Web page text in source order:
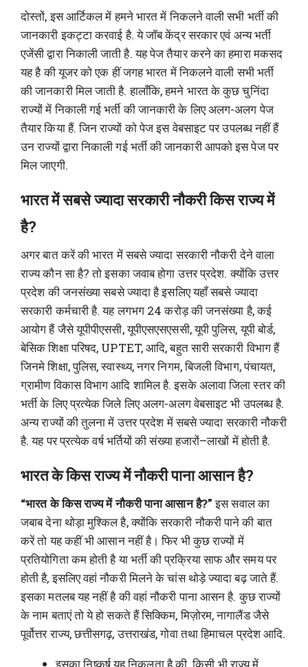
दोस्तों, इस आर्टिकल में हमने भारत में निकलने वाली सभी भर्ती की
जानकारी इकट्टा करवाई है. ये जॉब केंद्र सरकार एवं अन्य भर्ती
एजेंसी द्वारा निकाली जाती है. यह पेज तैयार करने का हमारा मकसद
यह है की यूजर को एक हीं जगह भारत में निकलने वाली सभी भर्ती
की जानकारी मिल जाती है. हालाँकि, हमने भारत के कुछ चुनिंदा
राज्यों में निकाली गई भर्ती की जानकारी के लिए अलग-अलग पेज
तैयार किया हैं. जिन राज्यों को पेज इस वेबसाइट पर उपलब्ध नहीं हैं
उन राज्यों द्वारा निकाली गई भर्ती की जानकारी आपको इस पेज पर
मिल जाएगी.
भारत में सबसे ज्यादा सरकारी नौकरी किस राज्य में
है?
अगर बात करें की भारत में सबसे ज्यादा सरकारी नौकरी देने वाला
राज्य कौन सा है? तो इसका जवाब होगा उत्तर प्रदेश. क्योंकि उत्तर
प्रदेश की जनसंख्या सबसे ज्यादा है इसलिए यहाँ सबसे ज्यादा
सरकारी कर्मचारी है. यह लगभग 24 करोड़ की जनसंख्या है, कई
आयोग हैं जैसे यूपीपीएससी, यूपीएसएसएससी, यूपी पुलिस, यूपी बोर्ड,
बेसिक शिक्षा परिषद, UPTET, आदि, बहुत सारी सरकारी विभाग हैं
जिनमे शिक्षा, पुलिस, स्वास्थ्य, नगर निगम, बिजली विभाग, पंचायत,
ग्रामीण विकास विभाग आदि शामिल है. इसके अलावा जिला स्तर की
भर्ती के लिए प्रत्येक जिले लिए अलग-अलग वेबसाइट भी उपलब्ध है.
अन्य राज्यों की तुलना में उत्तर प्रदेश में सबसे ज्यादा सरकारी नौकरी
है. यह पर प्रत्येक वर्ष भर्तियों की संख्या हजारों–लाखों में होती है.
भारत के किस राज्य में नौकरी पाना आसान है?
“भारत के किस राज्य में नौकरी पाना आसान है?”इस सवाल का
जबाब देना थोड़ा मुश्किल है, क्योंकि सरकारी नौकरी पाने की बात
करें तो यह कहीं भी आसान नहीं है। फिर भी कुछ राज्यों में
प्रतियोगिता कम होती है या भर्ती की प्रक्रिया साफ और समय पर
होती है, इसलिए वहां नौकरी मिलने के चांस थोड़े ज्यादा बढ़ जाते हैं.
इसका मतलब यह नहीं है की वहां नौकरी पाना आसन है. कुछ राज्यों
के नाम बताएं तो ये हो सकते हैं सिक्किम, मिज़ोरम, नागालैंड जैसे
पूर्वोत्तर राज्य, छत्तीसगढ़, उत्तराखंड, गोवा तथा हिमाचल प्रदेश आदि.